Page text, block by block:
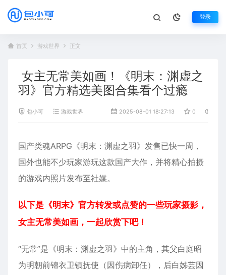
登录
首页 游戏世界 正文
女主无常美如画！《明末：渊虚之
羽》官方精选美图合集看个过瘾
包小可 游戏世界 2025-08-01 18:27:13 0
国产类魂ARPG《明末：渊虚之羽》发售已快一周，
国外也能不少玩家游玩这款国产大作，并将精心拍摄
的游戏内照片发布至社媒。
以下是《明末》官方转发或点赞的一些玩家摄影，
女主无常美如画，一起欣赏下吧！
“无常”是《明末：渊虚之羽》中的主角，其父白庭昭
为明朝前锦衣卫镇抚使（因伤病卸任），后白姊芸因